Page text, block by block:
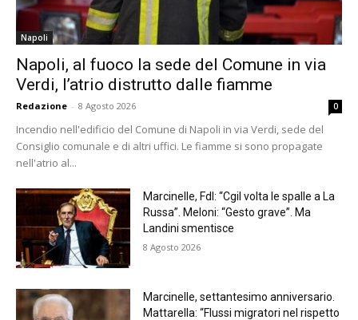
Napoli
Napoli, al fuoco la sede del Comune in via
Verdi, l’atrio distrutto dalle fiamme
Redazione - 8 Agosto 2026 0
Incendio nell'edificio del Comune di Napoli in via Verdi, sede del
Consiglio comunale e di altri uffici. Le fiamme si sono propagate
nell'atrio al...
Marcinelle, FdI: “Cgil volta le spalle a La
Russa”. Meloni: “Gesto grave”. Ma
Landini smentisce
8 Agosto 2026
Marcinelle, settantesimo anniversario.
Mattarella: “Flussi migratori nel rispetto